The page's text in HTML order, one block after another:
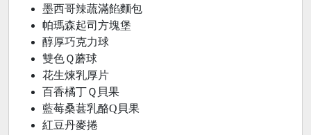
墨西哥辣蔬滿餡麵包
帕瑪森起司方塊堡
醇厚巧克力球
雙色Ｑ蘑球
花生煉乳厚片
百香橘丁Ｑ貝果
藍莓桑葚乳酪Q貝果
紅豆丹麥捲